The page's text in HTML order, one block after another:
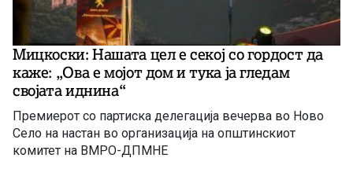
Мицкоски: Нашата цел е секој со гордост да
каже: „Ова е мојот дом и тука ја гледам
својата иднина“
Премиерот со партиска делегација вечерва во Ново
Село на настан во организација на општинскиот
комитет на ВМРО-ДПМНЕ